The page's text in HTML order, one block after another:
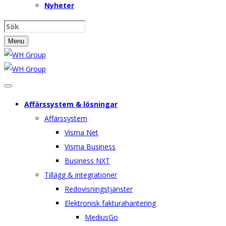
Nyheter
Menu
Affärssystem & lösningar
Affärssystem
Visma Net
Visma Business
Business NXT
Tillägg & integrationer
Redovisningstjänster
Elektronisk fakturahantering
MediusGo